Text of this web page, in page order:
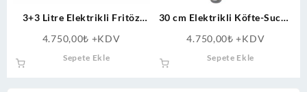
3+3 Litre Elektrikli Fritöz
4.750,00₺ +KDV
Sepete Ekle
30 cm Elektrikli Köfte-Sucuk
4.750,00₺ +KDV
Sepete Ekle